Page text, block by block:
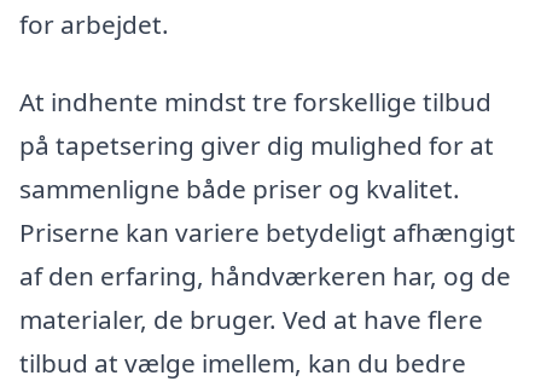
for arbejdet.
At indhente mindst tre forskellige tilbud
på tapetsering giver dig mulighed for at
sammenligne både priser og kvalitet.
Priserne kan variere betydeligt afhængigt
af den erfaring, håndværkeren har, og de
materialer, de bruger. Ved at have flere
tilbud at vælge imellem, kan du bedre